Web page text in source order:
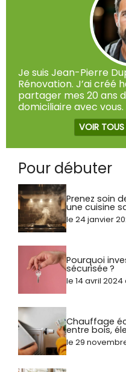
Je suis Jean-Pierre
Rénovation. J’ai
partager mes 20 ans
domiciliaire avec vous.
VOIR
Pour débuter
Prenez soin
une cuisine
le 24 janvier
Pourquoi
sécurisée ?
le 14 avril 2024
Chauffage
entre bois,
le 29